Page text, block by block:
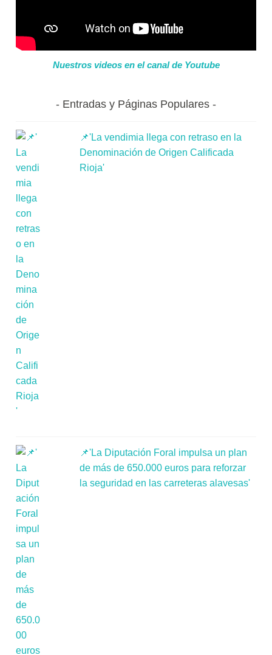
Nuestros videos en el canal de Youtube
Entradas y Páginas Populares
📌'La vendimia llega con retraso en la
Denominación de Origen Calificada
Rioja'
📌'La Diputación Foral impulsa un plan
de más de 650.000 euros para reforzar
la seguridad en las carreteras alavesas'